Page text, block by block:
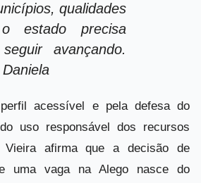
qualidades
estado precisa
avançando.
perfil acessível e pela defesa do
uso responsável dos recursos
Vieira afirma que a decisão de
uma vaga na Alego nasce do